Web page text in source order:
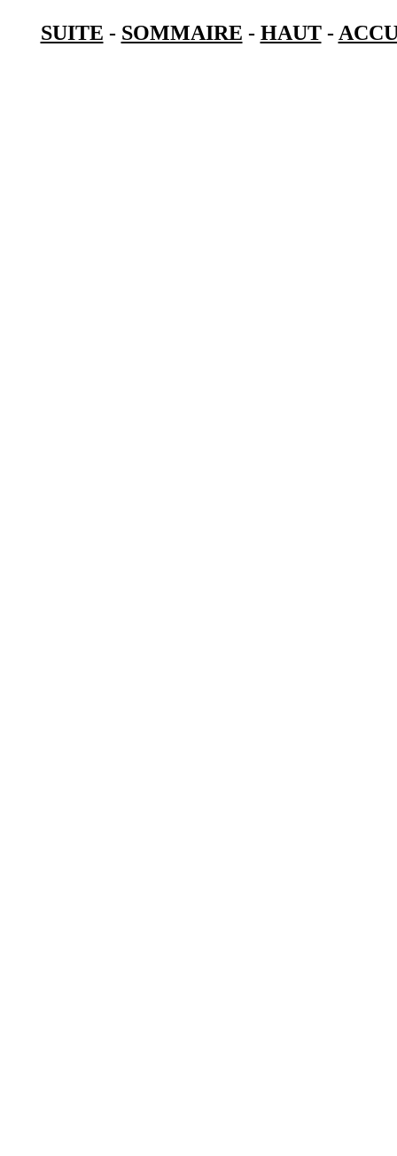
SUITE - SOMMAIRE - HAUT-